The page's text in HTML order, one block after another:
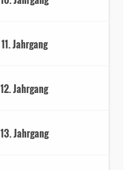
11. Jahrgang
12. Jahrgang
13. Jahrgang